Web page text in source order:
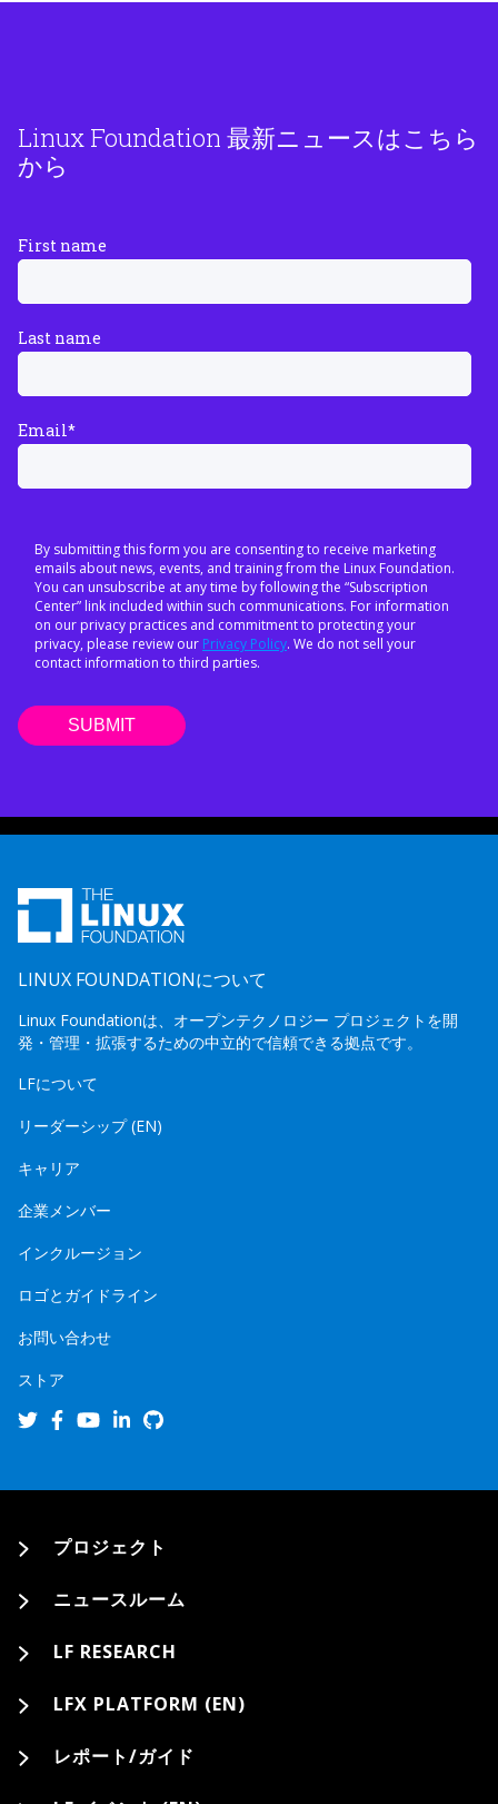
Linux Foundation 最新ニュースはこちら
から
First name
Last name
Email*
By submitting this form you are consenting to receive marketing
emails about news, events, and training from the Linux Foundation.
You can unsubscribe at any time by following the “Subscription
Center” link included within such communications. For information
on our privacy practices and commitment to protecting your
privacy, please review our Privacy Policy. We do not sell your
contact information to third parties.
LINUX FOUNDATIONについて
Linux Foundationは、オープンテクノロジー プロジェクトを開
発・管理・拡張するための中立的で信頼できる拠点です。
LFについて
リーダーシップ (EN)
キャリア
企業メンバー
インクルージョン
ロゴとガイドライン
お問い合わせ
ストア
プロジェクト
ニュースルーム
LF RESEARCH
LFX PLATFORM (EN)
レポート/ガイド